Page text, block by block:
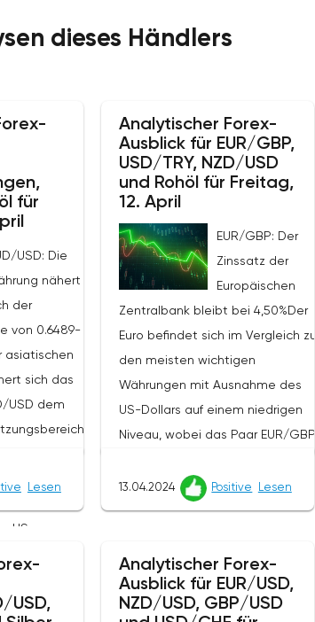
dieses Händlers
für
USD: Die
nähert
der
von 0.6489-
asiatischen
sich das
USD dem
Statistiken.Die
von der
US-
auf dem
US-
Lesen
Analytischer Forex-
Ausblick für EUR/GBP,
USD/TRY, NZD/USD
und Rohöl für Freitag,
12. April
EUR/GBP: Der
Zinssatz der
Europäischen
Zentralbank bleibt bei 4,50%Der
Euro befindet sich im Vergleich zu
den meisten wichtigen
Währungen mit Ausnahme des
US-Dollars auf einem niedrigen
Niveau, wobei das Paar EUR/GBP
Korrekturbewegung zeigt und sich
bei 0.8541 befindet.Auf der
Europäischen Zentralbank (EZB)
ließen die Beamten die Leitzinsen
wie erwartet unverändert
13.04.2024 Positive Lesen
USD,
Analytischer Forex-
Ausblick für EUR/USD,
NZD/USD, GBP/USD